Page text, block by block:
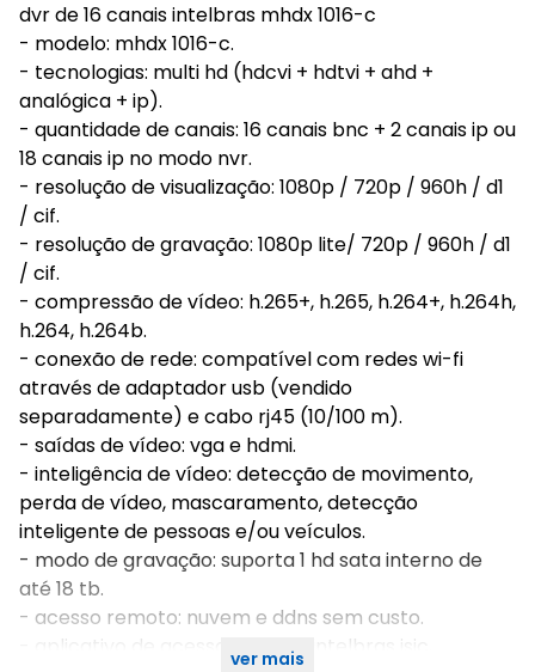
dvr de 16 canais intelbras mhdx 1016-c
- modelo: mhdx 1016-c.
- tecnologias: multi hd (hdcvi + hdtvi + ahd +
analógica + ip).
- quantidade de canais: 16 canais bnc + 2 canais ip ou
18 canais ip no modo nvr.
- resolução de visualização: 1080p / 720p / 960h / d1
/ cif.
- resolução de gravação: 1080p lite/ 720p / 960h / d1
/ cif.
- compressão de vídeo: h.265+, h.265, h.264+, h.264h,
h.264, h.264b.
- conexão de rede: compatível com redes wi-fi
através de adaptador usb (vendido
separadamente) e cabo rj45 (10/100 m).
- saídas de vídeo: vga e hdmi.
- inteligência de vídeo: detecção de movimento,
perda de vídeo, mascaramento, detecção
inteligente de pessoas e/ou veículos.
- modo de gravação: suporta 1 hd sata interno de
até 18 tb.
- acesso remoto: nuvem e ddns sem custo.
- aplicativo de acesso remoto: intelbras isic,
ver mais